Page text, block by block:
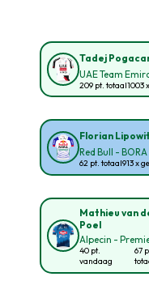
Tadej
UAE Team
209 pt. totaal1003
Florian
Red Bull -
62 pt. totaal913 x
Mathieu van
Poel
Alpecin -
40 pt.
vandaag
67